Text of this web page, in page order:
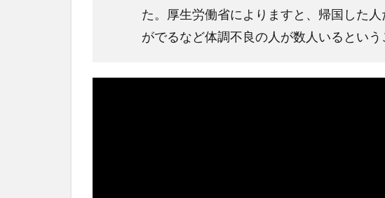
た。厚生労働省によりますと、帰国した
がでるなど体調不良の人が数人いるという